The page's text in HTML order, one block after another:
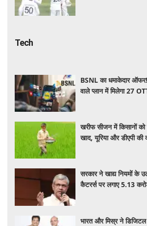
Tech
BSNL का धमाकेदार
वाले प्लान में मिलेगा 27
खरीफ सीजन में किसानों को
खाद, यूरिया और डीएपी की
सरकार ने खाद्य नियमों के
कैटरर्स पर लगाए 5.13
भारत और मिस्र ने